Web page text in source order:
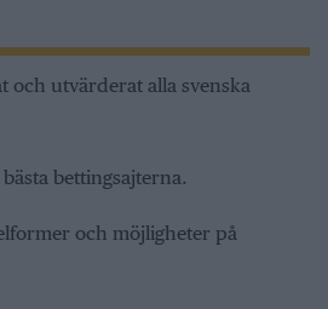
och utvärderat alla svenska
bettingsajterna.
och möjligheter på